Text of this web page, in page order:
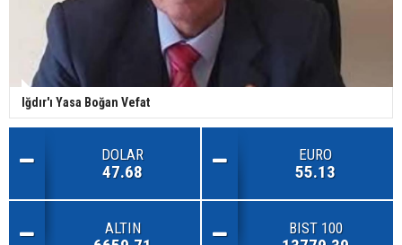
Iğdır'ı Yasa Boğan Vefat
DOLAR
47.68
EURO
55.13
ALTIN BIST 100